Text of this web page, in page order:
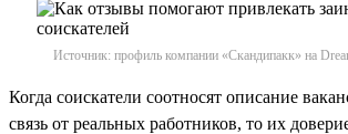
Источник: профиль компании «Скандипакк» на
Когда соискатели соотносят описание
связь от реальных работников, то их